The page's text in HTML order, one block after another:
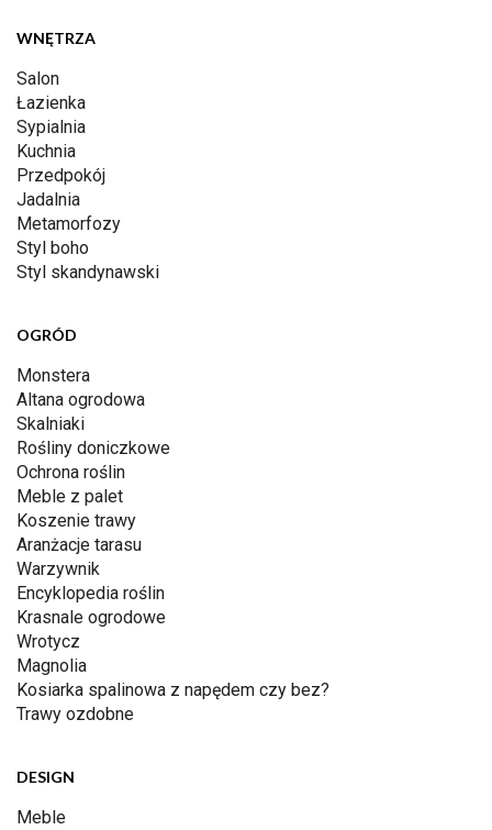
WNĘTRZA
Salon
Łazienka
Sypialnia
Kuchnia
Przedpokój
Jadalnia
Metamorfozy
Styl boho
Styl skandynawski
OGRÓD
Monstera
Altana ogrodowa
Skalniaki
Rośliny doniczkowe
Ochrona roślin
Meble z palet
Koszenie trawy
Aranżacje tarasu
Warzywnik
Encyklopedia roślin
Krasnale ogrodowe
Wrotycz
Magnolia
Kosiarka spalinowa z napędem czy bez?
Trawy ozdobne
DESIGN
Meble